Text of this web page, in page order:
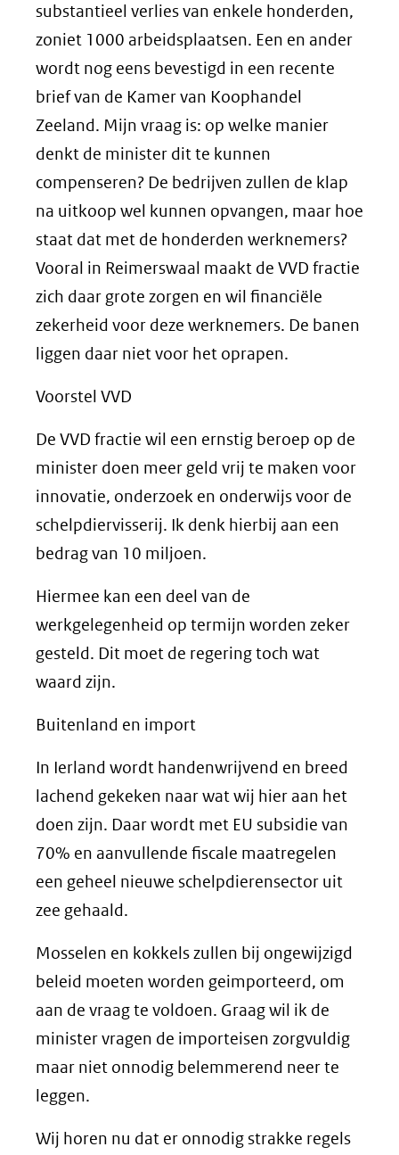
substantieel verlies van enkele honderden,
zoniet 1000 arbeidsplaatsen. Een en ander
wordt nog eens bevestigd in een recente
brief van de Kamer van Koophandel
Zeeland. Mijn vraag is: op welke manier
denkt de minister dit te kunnen
compenseren? De bedrijven zullen de klap
na uitkoop wel kunnen opvangen, maar hoe
staat dat met de honderden werknemers?
Vooral in Reimerswaal maakt de VVD fractie
zich daar grote zorgen en wil financiële
zekerheid voor deze werknemers. De banen
liggen daar niet voor het oprapen.
Voorstel VVD
De VVD fractie wil een ernstig beroep op de
minister doen meer geld vrij te maken voor
innovatie, onderzoek en onderwijs voor de
schelpdiervisserij. Ik denk hierbij aan een
bedrag van 10 miljoen.
Hiermee kan een deel van de
werkgelegenheid op termijn worden zeker
gesteld. Dit moet de regering toch wat
waard zijn.
Buitenland en import
In Ierland wordt handenwrijvend en breed
lachend gekeken naar wat wij hier aan het
doen zijn. Daar wordt met EU subsidie van
70% en aanvullende fiscale maatregelen
een geheel nieuwe schelpdierensector uit
zee gehaald.
Mosselen en kokkels zullen bij ongewijzigd
beleid moeten worden geimporteerd, om
aan de vraag te voldoen. Graag wil ik de
minister vragen de importeisen zorgvuldig
maar niet onnodig belemmerend neer te
leggen.
Wij horen nu dat er onnodig strakke regels